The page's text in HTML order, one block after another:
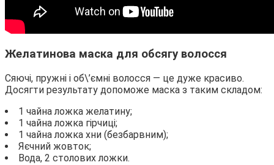
Желатинова маска для обсягу волосся
Сяючі, пружні і об\’ємні волосся — це дуже красиво.
Досягти результату допоможе маска з таким складом:
1 чайна ложка желатину;
1 чайна ложка гірчиці;
1 чайна ложка хни (безбарвним);
Яєчний жовток;
Вода, 2 столових ложки.